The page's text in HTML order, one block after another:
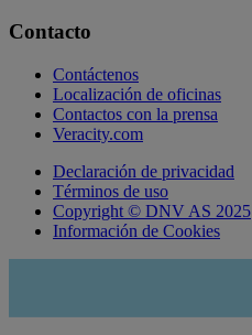
Contacto
Contáctenos
Localización de oficinas
Contactos con la prensa
Veracity.com
Declaración de privacidad
Términos de uso
Copyright © DNV AS 2025
Información de Cookies